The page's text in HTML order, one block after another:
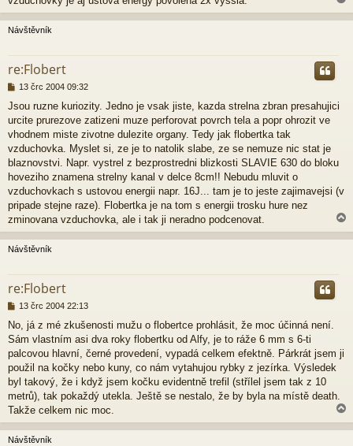
a
h
Návštěvník
re:Flobert
P
í
s
p
ě
e
k
13 črc 2004 09:32
Jsou ruzne kuriozity. Jedno je vsak jiste, kazda strelna zbran presahujici
urcite prurezove zatizeni muze perforovat povrch tela a popr ohrozit ve
vhodnem miste zivotne dulezite organy. Tedy jak flobertka tak
vzduchovka. Myslet si, ze je to natolik slabe, ze se nemuze nic stat je
blaznovstvi. Napr. vystrel z bezprostredni blizkosti SLAVIE 630 do bloku
hoveziho znamena strelny kanal v delce 8cm!! Nebudu mluvit o
vzduchovkach s ustovou energii napr. 16J... tam je to jeste zajimavejsi (v
pripade stejne raze). Flobertka je na tom s energii trosku hure nez
zminovana vzduchovka, ale i tak ji neradno podcenovat.
a
h
Návštěvník
re:Flobert
P
í
s
p
ě
v
e
k
13 črc 2004 22:13
No, já z mé zkušenosti mužu o flobertce prohlásit, že moc účinná není.
Sám vlastním asi dva roky flobertku od Alfy, je to ráže 6 mm s 6-ti
palcovou hlavní, černé provedení, vypadá celkem efektně. Párkrát jsem ji
použil na kočky nebo kuny, co nám vytahujou rybky z jezírka. Výsledek
byl takový, že i když jsem kočku evidentně trefil (střílel jsem tak z 10
metrů), tak pokaždý utekla. Ještě se nestalo, že by byla na místě death.
Takže celkem nic moc.
a
h
Návštěvník